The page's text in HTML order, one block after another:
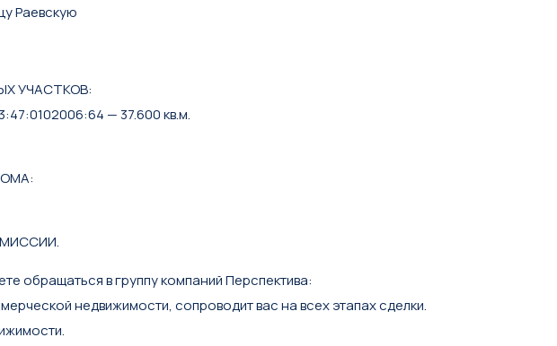
Раевскую
УЧАСТКОВ:
— 37.600 кв.м.
обращаться в группу компаний Перспектива:
недвижимости, сопроводит вас на всех этапах сделки.